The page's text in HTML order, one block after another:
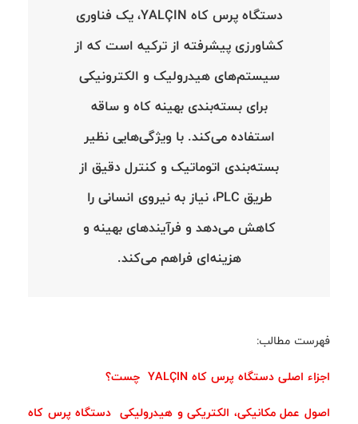
دستگاه پرس کاه YALÇIN، یک فناوری
کشاورزی پیشرفته از ترکیه است که از
سیستم‌های هیدرولیک و الکترونیکی
برای بسته‌بندی بهینه کاه و ساقه
استفاده می‌کند. با ویژگی‌هایی نظیر
بسته‌بندی اتوماتیک و کنترل دقیق از
طریق PLC، نیاز به نیروی انسانی را
کاهش می‌دهد و فرآیندهای بهینه و
هزینه‌ای فراهم می‌کند.
فهرست مطالب:
اجزاء اصلی دستگاه پرس کاه YALÇIN چست؟
اصول عمل مکانیکی، الکتریکی و هیدرولیکی دستگاه پرس کاه